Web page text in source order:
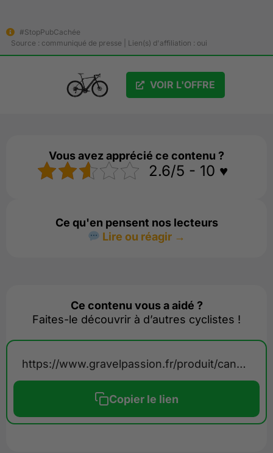
GRATUIT
#StopPubCachée
Source : communiqué de presse | Lien(s) d'affiliation : oui
VOIR L'OFFRE
Vous avez apprécié ce contenu ?
2.6/5 - 10 ♥️
Ce qu'en pensent nos lecteurs
Lire ou réagir →
Ce contenu vous a aidé ?
Faites-le découvrir à d’autres cyclistes !
https://www.gravelpassion.fr/produit/canyon-endurace-onfly-2025/
Copier le lien